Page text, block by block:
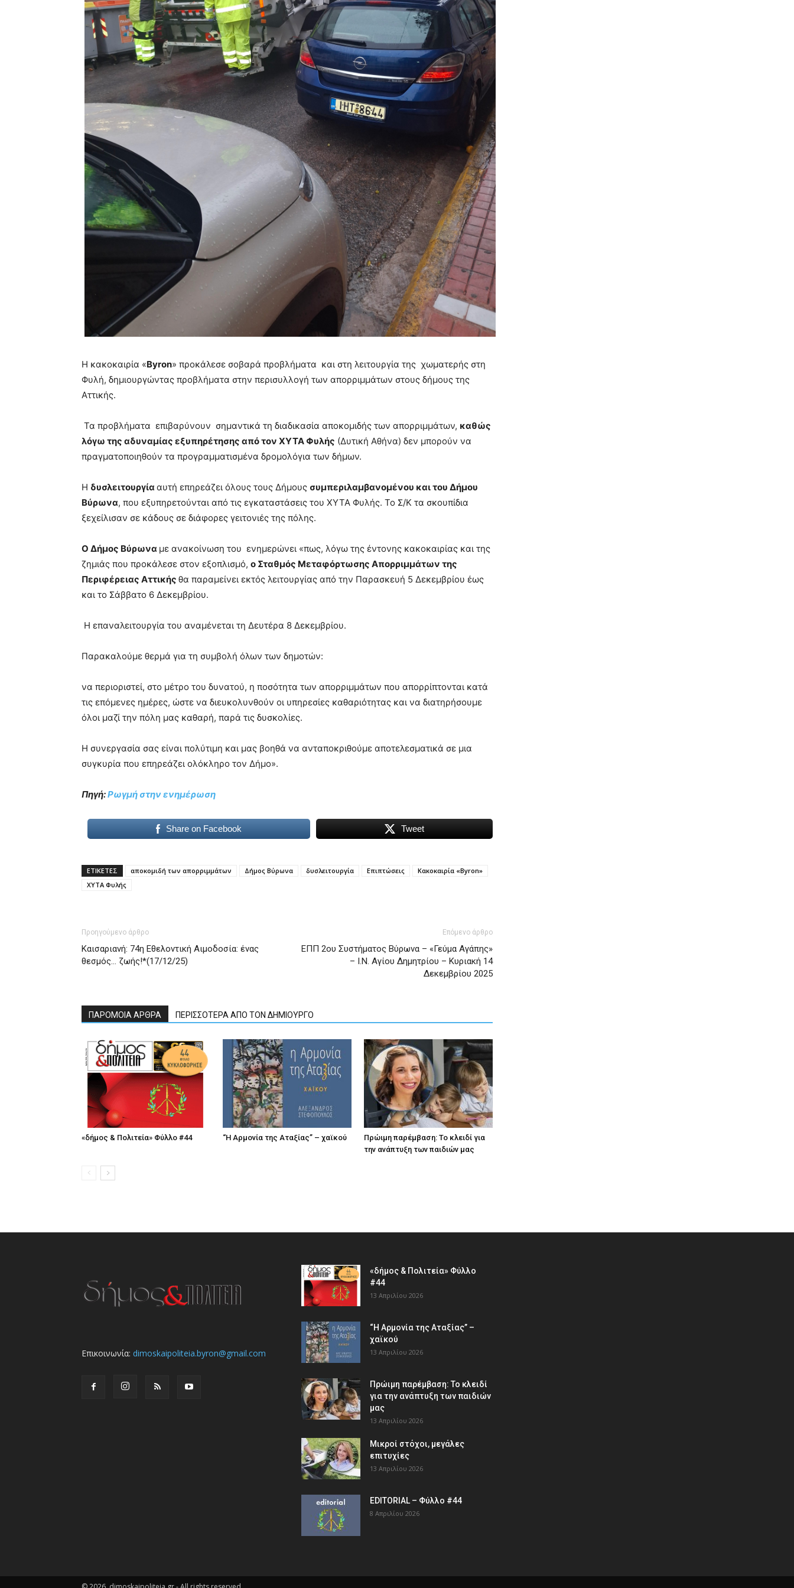
Η κακοκαιρία «Byron» προκάλεσε σοβαρά προβλήματα και στη λειτουργία της χωματερής στη
Φυλή, δημιουργώντας προβλήματα στην περισυλλογή των απορριμμάτων στους δήμους της
Αττικής.
Τα προβλήματα επιβαρύνουν σημαντικά τη διαδικασία αποκομιδής των απορριμμάτων, καθώς
λόγω της αδυναμίας εξυπηρέτησης από τον ΧΥΤΑ Φυλής (Δυτική Αθήνα) δεν μπορούν να
πραγματοποιηθούν τα προγραμματισμένα δρομολόγια των δήμων.
Η δυσλειτουργία αυτή επηρεάζει όλους τους Δήμους συμπεριλαμβανομένου και του Δήμου
Βύρωνα, που εξυπηρετούνται από τις εγκαταστάσεις του ΧΥΤΑ Φυλής. Το Σ/Κ τα σκουπίδια
ξεχείλισαν σε κάδους σε διάφορες γειτονιές της πόλης.
Ο Δήμος Βύρωνα με ανακοίνωση του ενημερώνει «πως, λόγω της έντονης κακοκαιρίας και της
ζημιάς που προκάλεσε στον εξοπλισμό, ο Σταθμός Μεταφόρτωσης Απορριμμάτων της
Περιφέρειας Αττικής θα παραμείνει εκτός λειτουργίας από την Παρασκευή 5 Δεκεμβρίου έως
και το Σάββατο 6 Δεκεμβρίου.
Η επαναλειτουργία του αναμένεται τη Δευτέρα 8 Δεκεμβρίου.
Παρακαλούμε θερμά για τη συμβολή όλων των δημοτών:
να περιοριστεί, στο μέτρο του δυνατού, η ποσότητα των απορριμμάτων που απορρίπτονται κατά
τις επόμενες ημέρες, ώστε να διευκολυνθούν οι υπηρεσίες καθαριότητας και να διατηρήσουμε
όλοι μαζί την πόλη μας καθαρή, παρά τις δυσκολίες.
Η συνεργασία σας είναι πολύτιμη και μας βοηθά να ανταποκριθούμε αποτελεσματικά σε μια
συγκυρία που επηρεάζει ολόκληρο τον Δήμο».
Πηγή:Ρωγμή στην ενημέρωση
Share on Facebook Tweet
ΕΤΙΚΕΤΕΣ αποκομιδή των απορριμμάτων Δήμος Βύρωνα δυσλειτουργία Επιπτώσεις
Κακοκαιρία «Byron»
ΧΥΤΑ Φυλής
Προηγούμενο άρθρο
Καισαριανή: 74η Εθελοντική Αιμοδοσία: ένας
θεσμός… ζωής!*(17/12/25)
Επόμενο άρθρο
ΕΠΠ 2ου Συστήματος Βύρωνα – «Γεύμα Αγάπης»
– Ι.Ν. Αγίου Δημητρίου – Κυριακή 14
Δεκεμβρίου 2025
ΠΑΡΟΜΟΙΑ ΑΡΘΡΑ ΠΕΡΙΣΣΟΤΕΡΑ ΑΠΟ ΤΟΝ ΔΗΜΙΟΥΡΓΟ
«δήμος & Πολιτεία» Φύλλο #44 “Η Αρμονία της Αταξίας” – χαϊκού
Πρώιμη παρέμβαση: Το κλειδί για
την ανάπτυξη των παιδιών µας
Επικοινωνία: dimoskaipoliteia.byron@gmail.com
«δήμος & Πολιτεία» Φύλλο
#44
13 Απριλίου 2026
“Η Αρμονία της Αταξίας” –
χαϊκού
13 Απριλίου 2026
Πρώιμη παρέμβαση: Το κλειδί
για την ανάπτυξη των παιδιών
µας
13 Απριλίου 2026
Μικροί στόχοι, μεγάλες
επιτυχίες
13 Απριλίου 2026
EDITORIAL – Φύλλο #44
8 Απριλίου 2026